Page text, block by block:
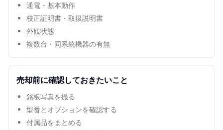
通電・基本動作
校正証明書・取扱説明書
外観状態
複数台・同系統機器の有無
売却前に確認しておきたいこと
銘板写真を撮る
型番とオプションを確認する
付属品をまとめる